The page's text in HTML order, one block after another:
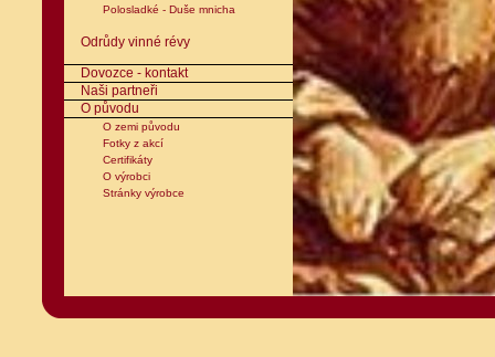
Polosladké - Duše mnicha
Odrůdy vinné révy
Dovozce - kontakt
Naši partneři
O původu
O zemi původu
Fotky z akcí
Certifikáty
O výrobci
Stránky výrobce